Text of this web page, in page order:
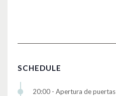
SCHEDULE
20:00 - Apertura de puertas